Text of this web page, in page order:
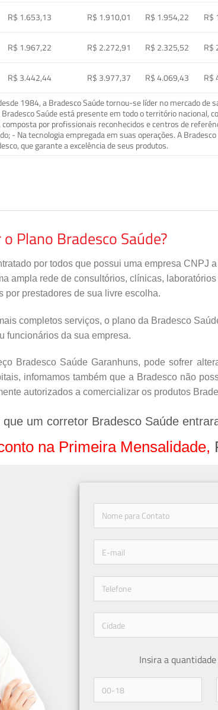
R$ 1.653,13 R$ 1.910,01 R$ 1.954,22 R$
R$ 1.967,22 R$ 2.272,91 R$ 2.325,52 R$
R$ 3.442,44 R$ 3.977,37 R$ 4.069,43 R$
1984, a Bradesco Saúde tornou-se líder no mercado
Bradesco Saúde está presente em todo o território
composta por profissionais reconhecidos e centros de
- Na tecnologia empregada em suas operações. A
que garante a excelência de seus produtos.
Plano Bradesco Saúde?
por todos que possui uma empresa CNPJ
ampla rede de consultórios, clínicas,
por prestadores de sua livre escolha.
completos serviços, o plano da Bradesco
funcionários da sua empresa.
Bradesco Saúde Garanhuns, pode sofrer
infomamos também que a Bradesco não
autorizados a comercializar os produtos
um corretor Bradesco Saúde
na Primeira Mensalidade,
Insira a